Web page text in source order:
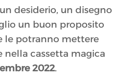
desiderio, un disegno
un buon proposito
le potranno mettere
cassetta magica
2022.